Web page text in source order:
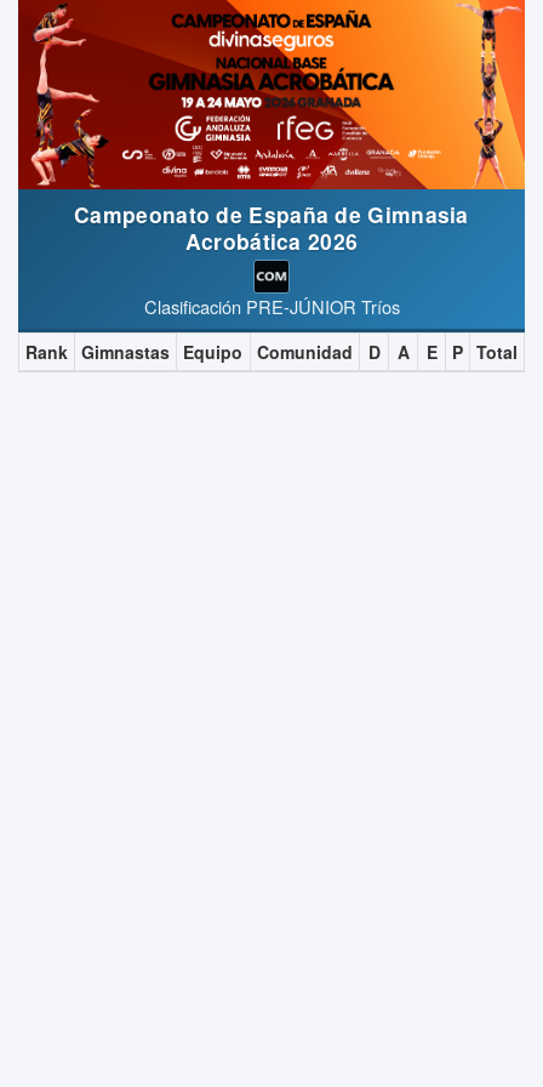
Campeonato de España de Gimnasia
Acrobática 2026
Clasificación PRE-JÚNIOR Tríos
Rank Gimnastas Equipo Comunidad D A E P Total